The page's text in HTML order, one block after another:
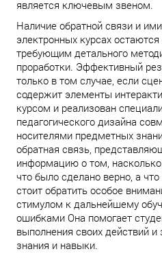
является ключевым звеном.
Наличие обратной связи и
электронных курсах
требующим детального
проработки. Эффективный
только в том случае, если
содержит элементы
курсом и реализован
педагогического дизайна
носителями предметных
обратная связь,
информацию о том,
что было сделано верно, а
стоит обратить особое
стимулом к дальнейшему
ошибками Она помогает
выполнения своих действий
знания и навыки.